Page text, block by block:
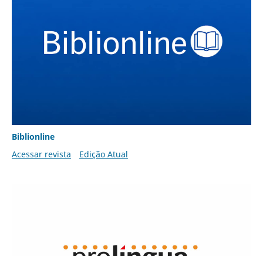
Biblionline
Acessar revista
Edição Atual